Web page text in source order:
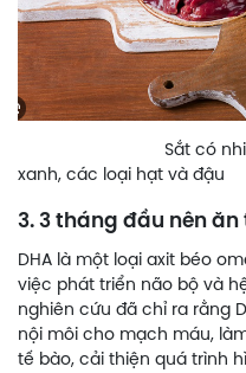
Sắt có nhiều
xanh, các loại hạt và đậu
3. 3 tháng đầu nên
DHA là một loại axit béo
việc phát triển não bộ và
nghiên cứu đã chỉ ra rằng
nội môi cho mạch máu,
tế bào, cải thiện quá trình